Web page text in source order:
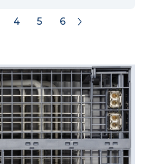
4 5 6